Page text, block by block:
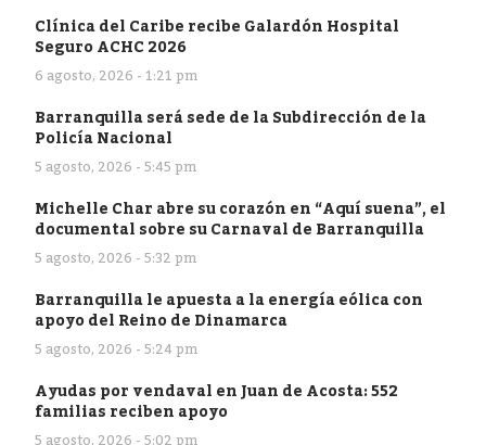
Clínica del Caribe recibe Galardón Hospital
Seguro ACHC 2026
6 agosto, 2026 - 1:21 pm
Barranquilla será sede de la Subdirección de la
Policía Nacional
5 agosto, 2026 - 5:45 pm
Michelle Char abre su corazón en “Aquí suena”, el
documental sobre su Carnaval de Barranquilla
5 agosto, 2026 - 5:32 pm
Barranquilla le apuesta a la energía eólica con
apoyo del Reino de Dinamarca
5 agosto, 2026 - 5:24 pm
Ayudas por vendaval en Juan de Acosta: 552
familias reciben apoyo